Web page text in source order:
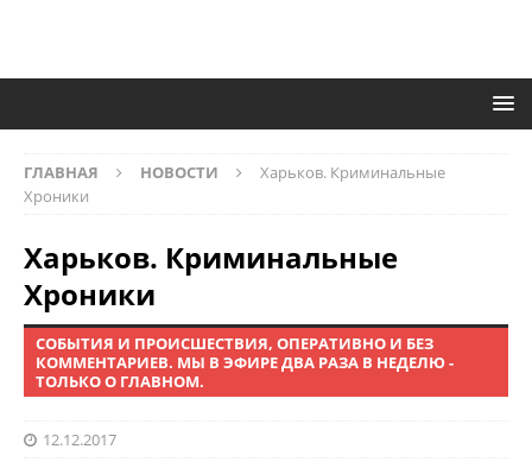
ГЛАВНАЯ НОВОСТИ
Харьков. Криминальные
Хроники
Харьков. Криминальные
Хроники
СОБЫТИЯ И ПРОИСШЕСТВИЯ, ОПЕРАТИВНО И БЕЗ
КОММЕНТАРИЕВ. МЫ В ЭФИРЕ ДВА РАЗА В НЕДЕЛЮ -
ТОЛЬКО О ГЛАВНОМ.
12.12.2017